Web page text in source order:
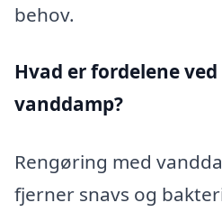
behov.
Hvad er fordelene
vanddamp?
Rengøring med
fjerner snavs og